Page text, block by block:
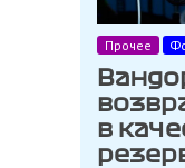
Прочее
в